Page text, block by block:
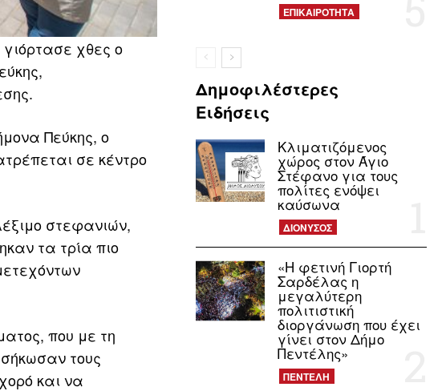
χθες ο
Πεύκης, ο
σε κέντρο
στεφανιών,
τα τρία πιο
που με τη
τους
και να
ΕΠΙΚΑΙΡΟΤΗΤΑ
Δημοφιλέστερες
Ειδήσεις
Κλιματιζόμενος
χώρος στον Άγιο
Στέφανο για τους
πολίτες ενόψει
καύσωνα
ΔΙΟΝΥΣΟΣ
«Η φετινή Γιορτή
Σαρδέλας η
μεγαλύτερη
πολιτιστική
διοργάνωση που έχει
γίνει στον Δήμο
Πεντέλης»
ΠΕΝΤΕΛΗ